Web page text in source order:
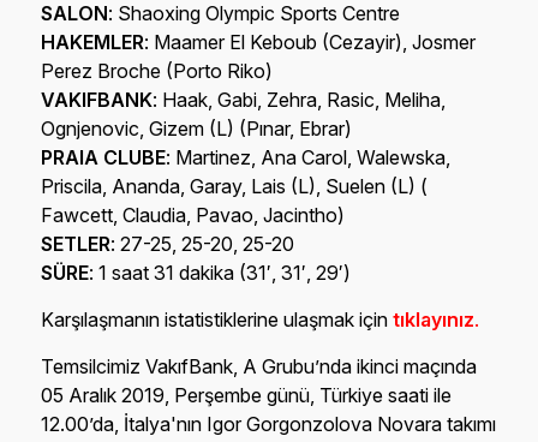
SALON: Shaoxing Olympic Sports Centre
HAKEMLER: Maamer El Keboub (Cezayir), Josmer
Perez Broche (Porto Riko)
VAKIFBANK: Haak, Gabi, Zehra, Rasic, Meliha,
Ognjenovic, Gizem (L) (Pınar, Ebrar)
PRAIA CLUBE: Martinez, Ana Carol, Walewska,
Priscila, Ananda, Garay, Lais (L), Suelen (L) (
Fawcett, Claudia, Pavao, Jacintho)
SETLER: 27-25, 25-20, 25-20
SÜRE: 1 saat 31 dakika (31′, 31′, 29′)
Karşılaşmanın istatistiklerine ulaşmak içintıklayınız.
Temsilcimiz VakıfBank, A Grubu’nda ikinci maçında
05 Aralık 2019, Perşembe günü, Türkiye saati ile
12.00’da, İtalya'nın Igor Gorgonzolova Novara takımı